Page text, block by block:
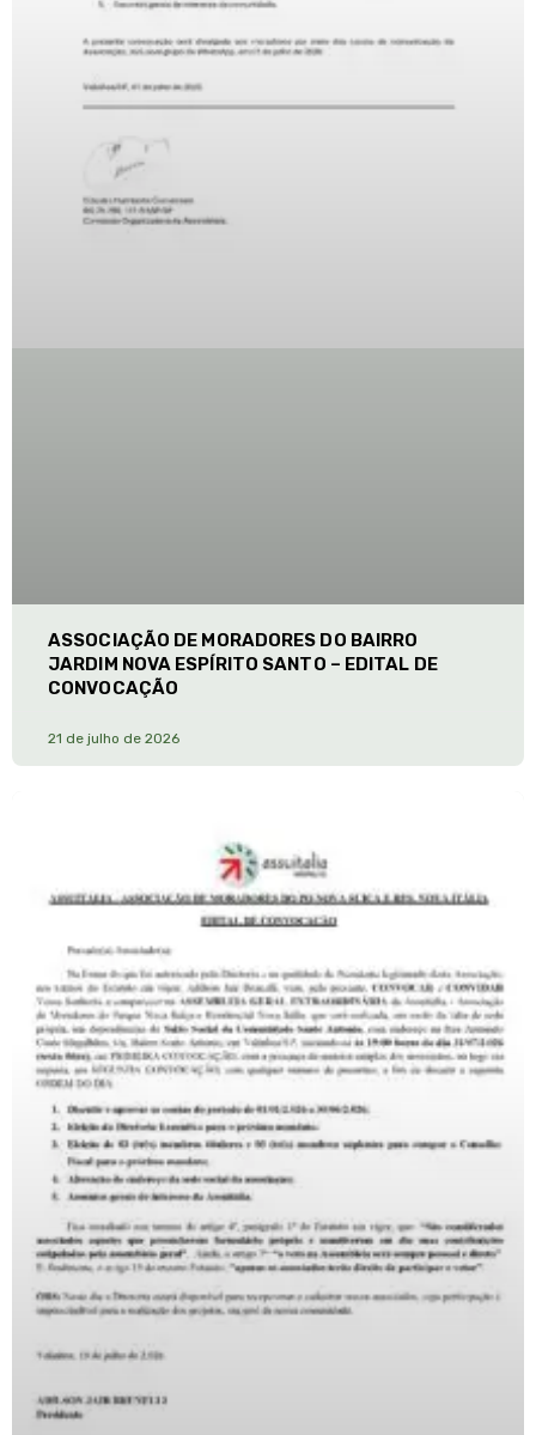
ASSOCIAÇÃO DE MORADORES DO BAIRRO
JARDIM NOVA ESPÍRITO SANTO – EDITAL DE
CONVOCAÇÃO
21 de julho de 2026